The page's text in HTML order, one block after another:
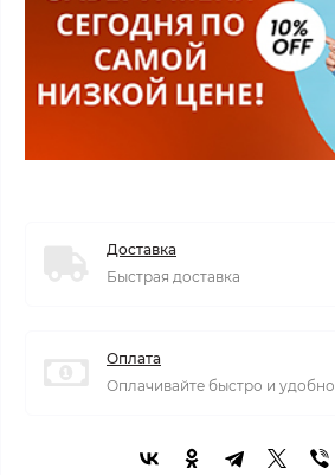
Доставка
Быстрая доставка
Оплата
Оплачивайте быстро и удобно